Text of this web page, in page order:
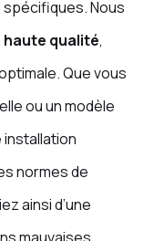
Nous
qualité,
Que vous
ou un modèle
installation
normes de
ainsi d’une